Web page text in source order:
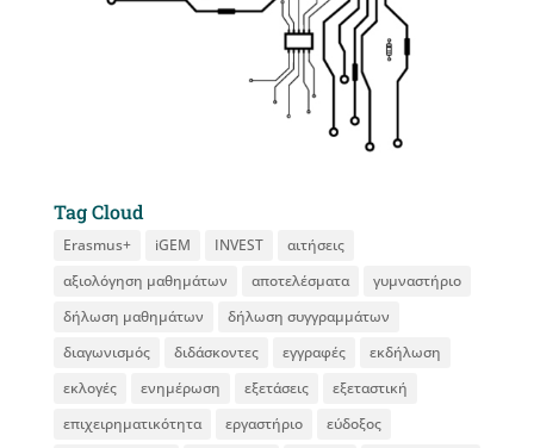
Tag Cloud
Erasmus+ iGEM INVEST
αιτήσεις
αξιολόγηση μαθημάτων
αποτελέσματα
γυμναστήριο
δήλωση μαθημάτων
δήλωση συγγραμμάτων
διαγωνισμός
διδάσκοντες εγγραφές
εκδήλωση
εκλογές
ενημέρωση εξετάσεις
εξεταστική
επιχειρηματικότητα
εργαστήριο
εύδοξος